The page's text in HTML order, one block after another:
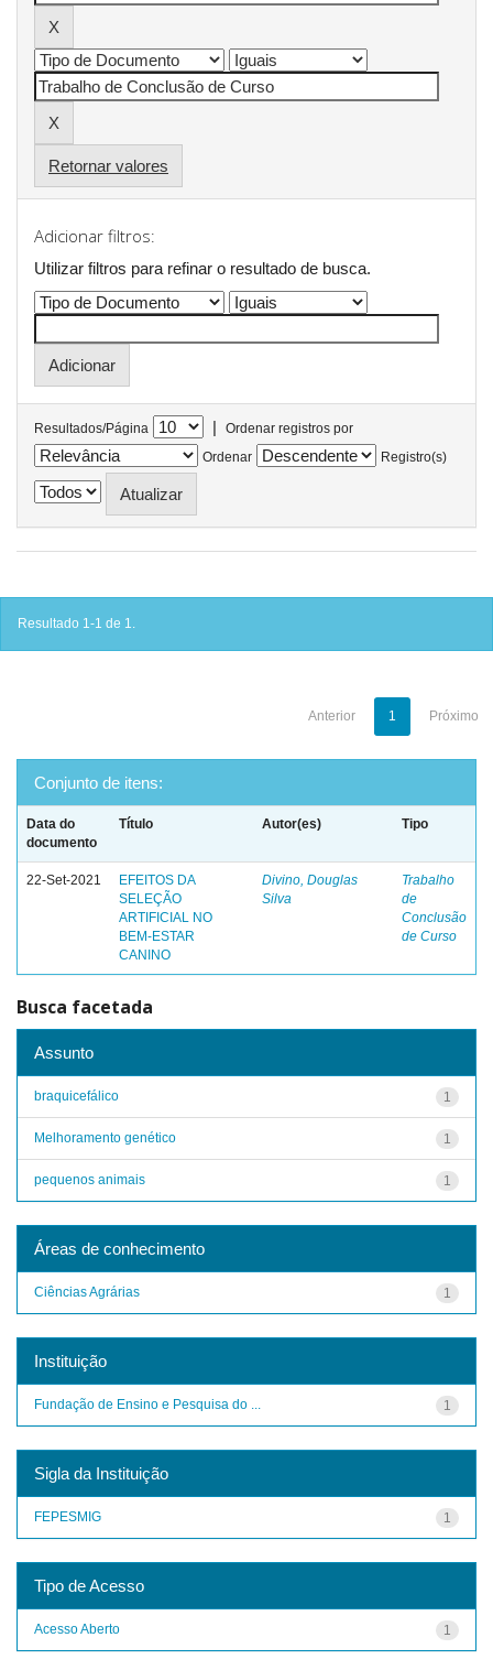
Retornar valores
Adicionar filtros:
Utilizar filtros para refinar o resultado de busca.
Resultados/Página |
Ordenar registros por
Ordenar
Registro(s)
Resultado 1-1 de 1.
Anterior 1 Próximo
Conjunto de itens:
Data do
documento
Título Autor(es) Tipo
22-Set-2021
EFEITOS DA
SELEÇÃO
ARTIFICIAL NO
BEM-ESTAR
CANINO
Divino, Douglas
Silva
Trabalho
de
Conclusão
de Curso
Busca facetada
Assunto
1
braquicefálico
1
Melhoramento genético
1
pequenos animais
Áreas de conhecimento
1
Ciências Agrárias
Instituição
1
Fundação de Ensino e Pesquisa do ...
Sigla da Instituição
1
FEPESMIG
Tipo de Acesso
1
Acesso Aberto